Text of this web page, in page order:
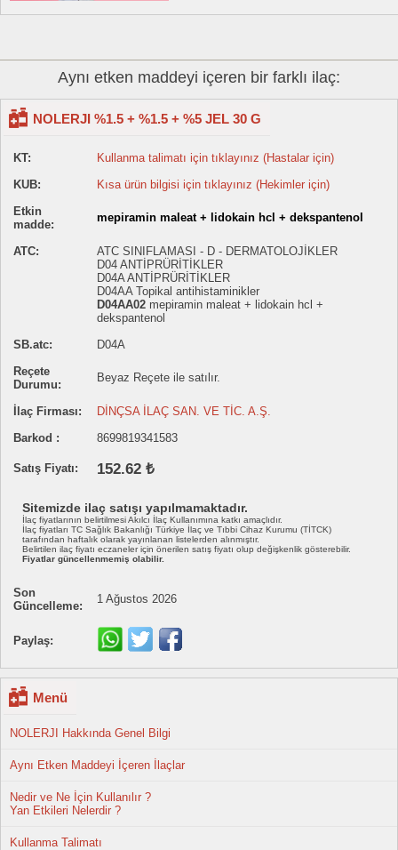
Aynı etken maddeyi içeren bir farklı ilaç:
NOLERJI %1.5 + %1.5 + %5 JEL 30 G
KT:
Kullanma talimatı için tıklayınız (Hastalar için)
KUB:
Kısa ürün bilgisi için tıklayınız (Hekimler için)
Etkin
madde:
mepiramin maleat + lidokain hcl + dekspantenol
ATC:
ATC SINIFLAMASI - D - DERMATOLOJİKLER
D04 ANTİPRÜRİTİKLER
D04A ANTİPRÜRİTİKLER
D04AA Topikal antihistaminikler
D04AA02 mepiramin maleat + lidokain hcl +
dekspantenol
SB.atc:
D04A
Reçete
Durumu:
Beyaz Reçete ile satılır.
İlaç Firması:
DİNÇSA İLAÇ SAN. VE TİC. A.Ş.
Barkod :
8699819341583
Satış Fiyatı: 152.62 ₺
Sitemizde ilaç satışı yapılmamaktadır.
İlaç fiyatlarının belirtilmesi Akılcı İlaç Kullanımına katkı amaçlıdır.
İlaç fiyatları TC Sağlık Bakanlığı Türkiye İlaç ve Tıbbi Cihaz Kurumu (TİTCK)
tarafından haftalık olarak yayınlanan listelerden alınmıştır.
Belirtilen ilaç fiyatı eczaneler için önerilen satış fiyatı olup değişkenlik gösterebilir.
Fiyatlar güncellenmemiş olabilir.
Son
Güncelleme:
1 Ağustos 2026
Paylaş:
Menü
NOLERJI Hakkında Genel Bilgi
Aynı Etken Maddeyi İçeren İlaçlar
Nedir ve Ne İçin Kullanılır ?
Yan Etkileri Nelerdir ?
Kullanma Talimatı